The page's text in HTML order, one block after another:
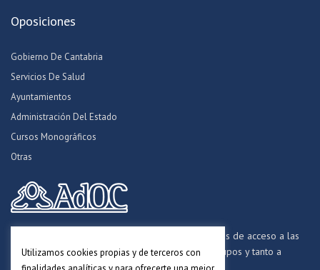
Oposiciones
Gobierno De Cantabria
Servicios De Salud
Ayuntamientos
Administración Del Estado
Cursos Monográficos
Otras
Formamos opositores para los procesos selectivos de acceso a las
distintas Administraciones Públicas, a todos los grupos y tanto a
personal funcionario, laboral y estatutario.
Utilizamos cookies propias y de terceros con